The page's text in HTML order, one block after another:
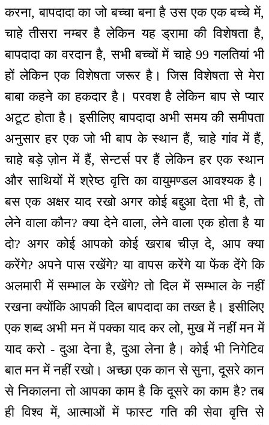
करना, बापदादा का जो बच्चा बना है उस एक एक बच्चे में,
चाहे तीसरा नम्बर है लेकिन यह ड्रामा की विशेषता है,
बापदादा का वरदान है, सभी बच्चों में चाहे 99 गलतियां भी
हों लेकिन एक विशेषता जरूर है। जिस विशेषता से मेरा
बाबा कहने का हकदार है। परवश है लेकिन बाप से प्यार
अटूट होता है। इसीलिए बापदादा अभी समय की समीपता
अनुसार हर एक जो भी बाप के स्थान हैं, चाहे गांव में हैं,
चाहे बड़े ज़ोन में हैं, सेन्टर्स पर हैं लेकिन हर एक स्थान
और साथियों में श्रेष्ठ वृत्ति का वायुमण्डल आवश्यक है।
बस एक अक्षर याद रखो अगर कोई बद्दुआ देता भी है, तो
लेने वाला कौन? क्या देने वाला, लेने वाला एक होता है या
दो? अगर कोई आपको कोई खराब चीज़ दे, आप क्या
करेंगे? अपने पास रखेंगे? या वापस करेंगे या फेंक देंगे कि
अलमारी में सम्भाल के रखेंगे? तो दिल में सम्भाल के नहीं
रखना क्योंकि आपकी दिल बापदादा का तख्त है। इसीलिए
एक शब्द अभी मन में पक्का याद कर लो, मुख में नहीं मन में
याद करो - दुआ देना है, दुआ लेना है। कोई भी निगेटिव
बात मन में नहीं रखो। अच्छा एक कान से सुना, दूसरे कान
से निकालना तो आपका काम है कि दूसरे का काम है? तब
ही विश्व में, आत्माओं में फास्ट गति की सेवा वृत्ति से